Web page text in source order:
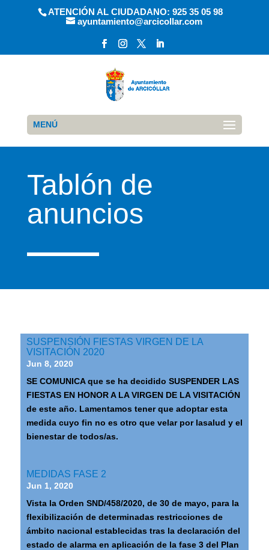
ATENCIÓN AL CIUDADANO: 925 35 05 98
ayuntamiento@arcicollar.com
MENÚ
Tablón de
anuncios
SUSPENSIÓN FIESTAS VIRGEN DE LA
VISITACIÓN 2020
Jun 8, 2020
SE COMUNICA que se ha decidido SUSPENDER LAS
FIESTAS EN HONOR A LA VIRGEN DE LA VISITACIÓN
de este año. Lamentamos tener que adoptar esta
medida cuyo fin no es otro que velar por lasalud y el
bienestar de todos/as.
MEDIDAS FASE 2
Jun 1, 2020
Vista la Orden SND/458/2020, de 30 de mayo, para la
flexibilización de determinadas restricciones de
ámbito nacional establecidas tras la declaración del
estado de alarma en aplicación de la fase 3 del Plan